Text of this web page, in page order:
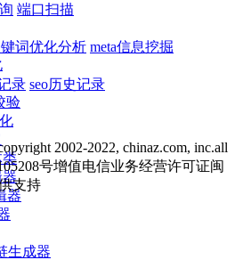
验
类
器
器
生成器
端口扫描
词优化分析 meta信息挖掘
录 seo历史记录
2002-2022, chinaz.com, inc.all
号增值电信业务经营许可证闽
支持